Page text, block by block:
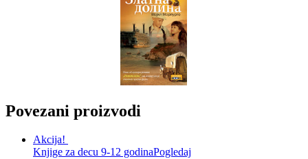
Povezani proizvodi
Akcija!
Knjige za decu 9-12 godinaPogledaj